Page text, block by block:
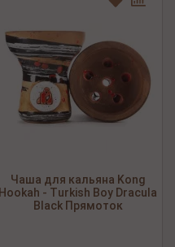
Чаша для кальяна Kong
Hookah - Turkish Boy Dracula
Black Прямоток